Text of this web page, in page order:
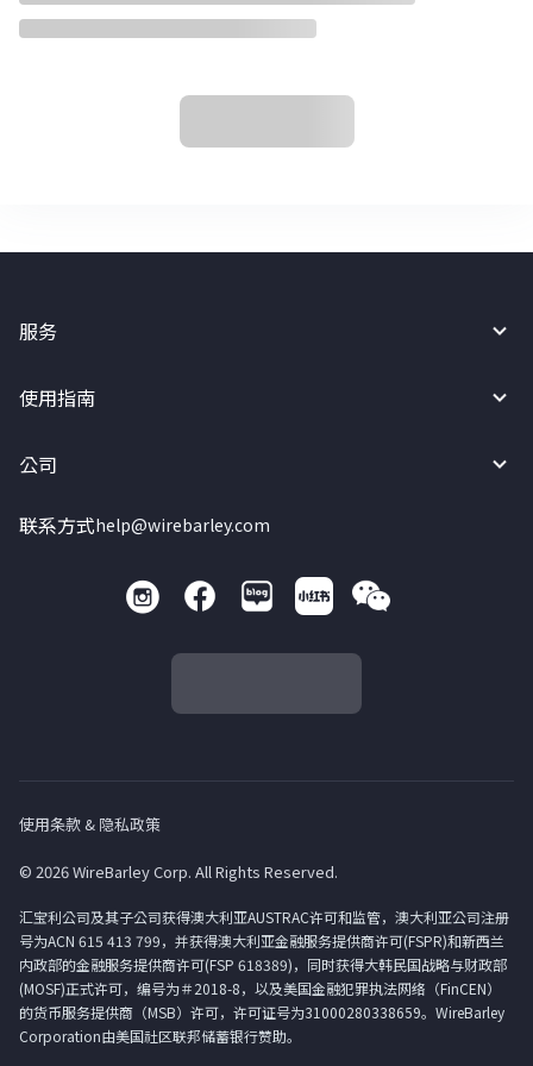
服务
使用指南
公司
联系方式help@wirebarley.com
使用条款 & 隐私政策
© 2026 WireBarley Corp. All Rights Reserved.
汇宝利公司及其子公司获得澳大利亚AUSTRAC许可和监管，澳大利亚公司注册
号为ACN 615 413 799，并获得澳大利亚金融服务提供商许可(FSPR)和新西兰
内政部的金融服务提供商许可(FSP 618389)，同时获得大韩民国战略与财政部
(MOSF)正式许可，编号为＃2018-8，以及美国金融犯罪执法网络（FinCEN）
的货币服务提供商（MSB）许可，许可证号为31000280338659。WireBarley
Corporation由美国社区联邦储蓄银行赞助。